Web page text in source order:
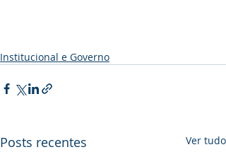
Institucional e Governo
Posts recentes Ver tudo